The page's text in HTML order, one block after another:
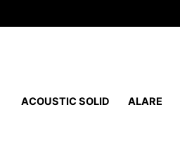
ACOUSTIC SOLID ALARE